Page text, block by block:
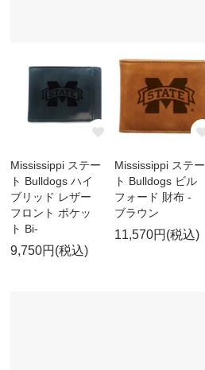
Mississippi ステー
ト Bulldogs ハイ
ブリッド レザー
フロント ポケッ
ト Bi-
9,750円(税込)
Mississippi ステー
ト Bulldogs ビル
フォード 財布 -
ブラウン
11,570円(税込)